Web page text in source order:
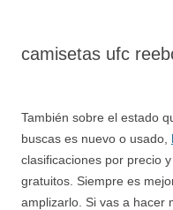
camisetas ufc
También sobre el estado
buscas es nuevo o usado,
clasificaciones por precio
gratuitos. Siempre es
amplizarlo. Si vas a hacer